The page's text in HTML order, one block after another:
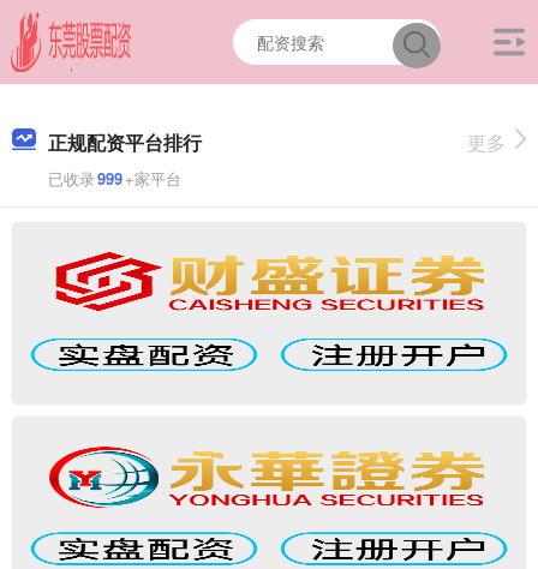
正规配资平台排行
已收录999+家平台
更多